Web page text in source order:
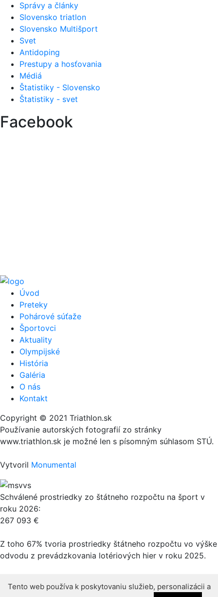
Správy a články
Slovensko triatlon
Slovensko Multišport
Svet
Antidoping
Prestupy a hosťovania
Médiá
Štatistiky - Slovensko
Štatistiky - svet
Facebook
Úvod
Preteky
Pohárové súťaže
Športovci
Aktuality
Olympijské
História
Galéria
O nás
Kontakt
Copyright © 2021 Triathlon.sk
Používanie autorských fotografií zo stránky
www.triathlon.sk je možné len s písomným súhlasom STÚ.
Vytvoril Monumental
Schválené prostriedky zo štátneho rozpočtu na šport v
roku 2026:
267 093 €
Z toho 67% tvoria prostriedky štátneho rozpočtu vo výške
odvodu z prevádzkovania lotériových hier v roku 2025.
Tento web používa k poskytovaniu služieb, personalizácii a
Tento web používa k poskytovaniu služieb, personalizácii a